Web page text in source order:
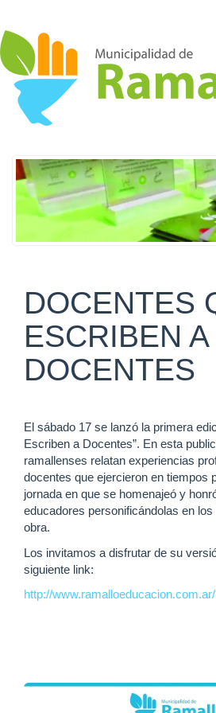
DOCENTES
ESCRIBEN A
DOCENTES
El sábado 17 se lanzó la primera
Escriben a Docentes”. En esta
ramallenses relatan experiencias
docentes que ejercieron en tiempos
jornada en que se homenajeó y
educadores personificándolas en
obra.
Los invitamos a disfrutar de su
siguiente link:
http://